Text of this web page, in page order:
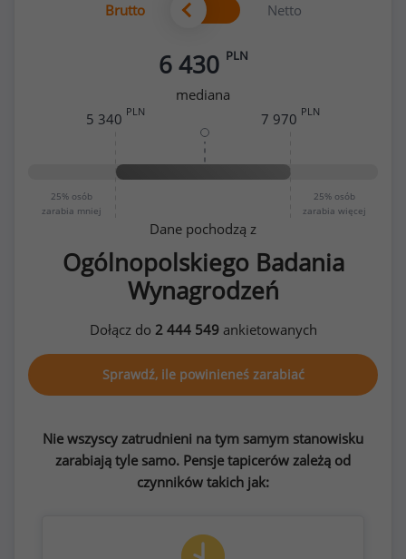
Brutto Netto
6 430 PLN
mediana
25% osób
zarabia mniej
25% osób
zarabia więcej
5 340 PLN 7 970 PLN
Dane pochodzą z
Ogólnopolskiego Badania
Wynagrodzeń
Dołącz do 2 444 549ankietowanych
Sprawdź, ile powinieneś zarabiać
Nie wszyscy zatrudnieni na tym samym stanowisku
zarabiają tyle samo. Pensje tapicerów zależą od
czynników takich jak: